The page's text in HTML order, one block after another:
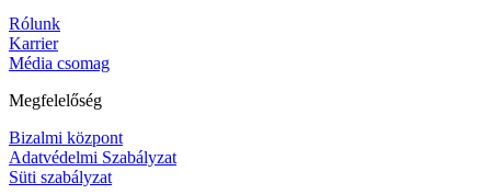
Rólunk
Karrier
Média csomag
Megfelelőség
Bizalmi központ
Adatvédelmi Szabályzat
Süti szabályzat